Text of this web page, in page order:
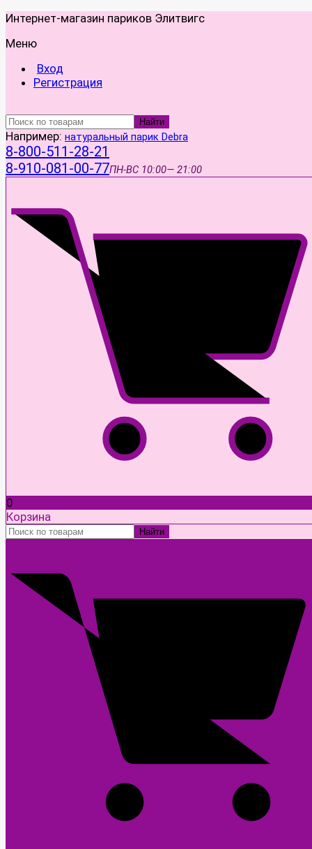
Интернет-магазин париков Элитвигс
Меню
Вход
Регистрация
Найти
Например: натуральный парик Debra
8-800-511-28-21
8-910-081-00-77ПН-ВС 10:00— 21:00
0
Корзина
Найти